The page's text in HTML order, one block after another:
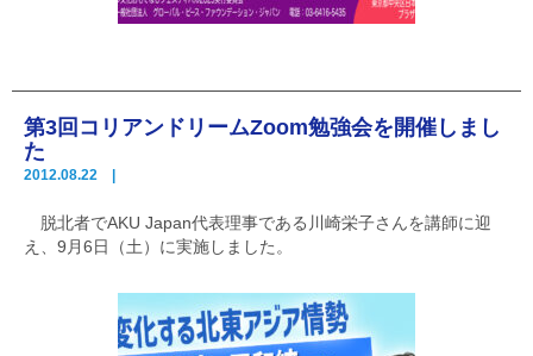
第3回コリアンドリームZoom勉強会を開催しまし
た
2012.08.22 |
脱北者でAKU Japan代表理事である川崎栄子さんを講師に迎
え、9月6日（土）に実施しました。